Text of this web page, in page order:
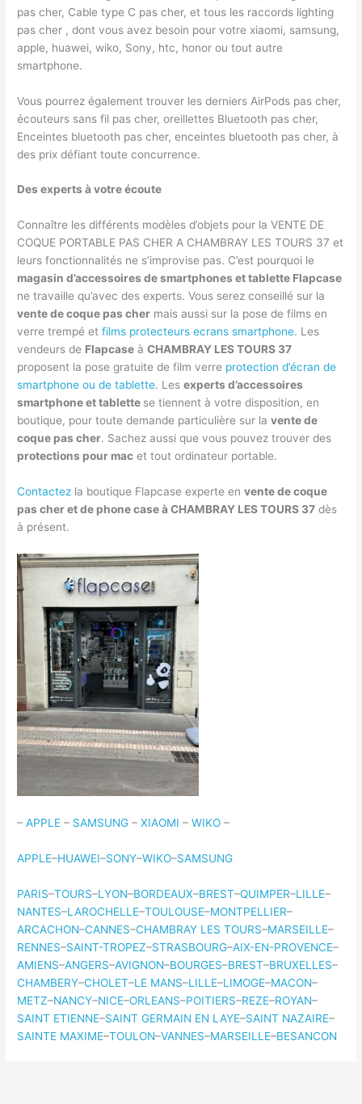
pas cher, Cable type C pas cher, et tous les raccords lighting
pas cher , dont vous avez besoin pour votre xiaomi, samsung,
apple, huawei, wiko, Sony, htc, honor ou tout autre
smartphone.
Vous pourrez également trouver les derniers AirPods pas cher,
écouteurs sans fil pas cher, oreillettes Bluetooth pas cher,
Enceintes bluetooth pas cher, enceintes bluetooth pas cher, à
des prix défiant toute concurrence.
Des experts à votre écoute
Connaître les différents modèles d’objets pour la VENTE DE
COQUE PORTABLE PAS CHER A CHAMBRAY LES TOURS 37 et
leurs fonctionnalités ne s’improvise pas. C’est pourquoi le
magasin d’accessoires de smartphones et tablette Flapcase
ne travaille qu’avec des experts. Vous serez conseillé sur la
vente de coque pas cher mais aussi sur la pose de films en
verre trempé etfilms protecteurs ecrans smartphone. Les
vendeurs de Flapcase àCHAMBRAY LES TOURS 37
proposent la pose gratuite de film verre protection d’écran de
smartphone ou de tablette. Lesexperts d’accessoires
smartphone et tablette se tiennent à votre disposition, en
boutique, pour toute demande particulière sur lavente de
coque pas cher. Sachez aussi que vous pouvez trouver des
protections pour mac et tout ordinateur portable.
Contactez la boutique Flapcase experte envente de coque
pas cher et de phone case à CHAMBRAY LES TOURS 37 dès
à présent.
–APPLE – SAMSUNG –XIAOMI –WIKO –
APPLE–HUAWEI–SONY–WIKO–SAMSUNG
PARIS–TOURS–LYON–BORDEAUX–BREST–QUIMPER–LILLE–
NANTES–LAROCHELLE–TOULOUSE–MONTPELLIER–
ARCACHON–CANNES–CHAMBRAY LES TOURS–MARSEILLE–
RENNES–SAINT-TROPEZ–STRASBOURG–AIX-EN-PROVENCE–
AMIENS–ANGERS–AVIGNON–BOURGES–BREST–BRUXELLES–
CHAMBERY–CHOLET–LE MANS–LILLE–LIMOGE–MACON–
METZ–NANCY–NICE–ORLEANS–POITIERS–REZE–ROYAN–
SAINT ETIENNE–SAINT GERMAIN EN LAYE–SAINT NAZAIRE–
SAINTE MAXIME–TOULON–VANNES–MARSEILLE–BESANCON